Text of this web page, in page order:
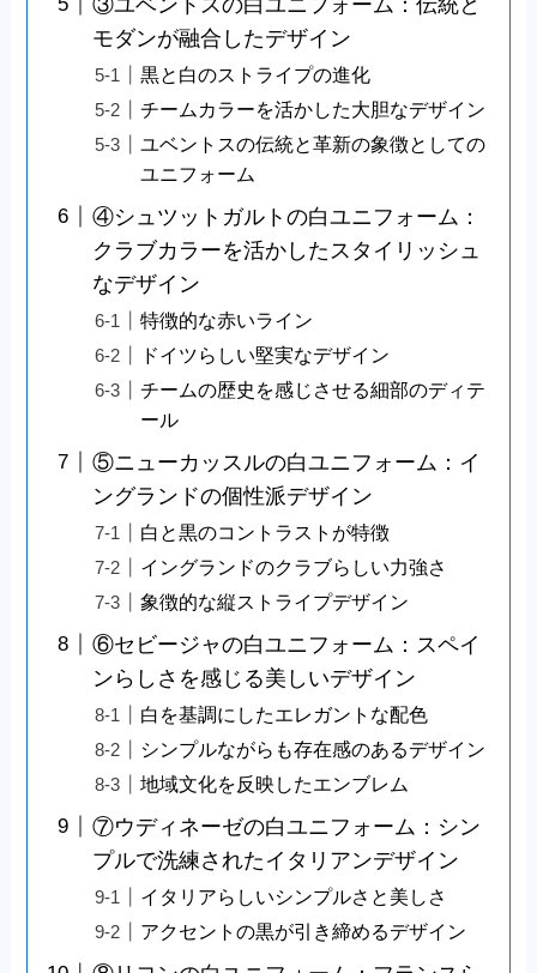
モダンが融合したデザイン
黒と白のストライプの進化
チームカラーを活かした大胆なデザイン
ユベントスの伝統と革新の象徴としての
ユニフォーム
④シュツットガルトの白ユニフォーム：
クラブカラーを活かしたスタイリッシュ
なデザイン
特徴的な赤いライン
ドイツらしい堅実なデザイン
チームの歴史を感じさせる細部のディテ
ール
⑤ニューカッスルの白ユニフォーム：イ
ングランドの個性派デザイン
白と黒のコントラストが特徴
イングランドのクラブらしい力強さ
象徴的な縦ストライプデザイン
⑥セビージャの白ユニフォーム：スペイ
ンらしさを感じる美しいデザイン
白を基調にしたエレガントな配色
シンプルながらも存在感のあるデザイン
地域文化を反映したエンブレム
⑦ウディネーゼの白ユニフォーム：シン
プルで洗練されたイタリアンデザイン
イタリアらしいシンプルさと美しさ
アクセントの黒が引き締めるデザイン